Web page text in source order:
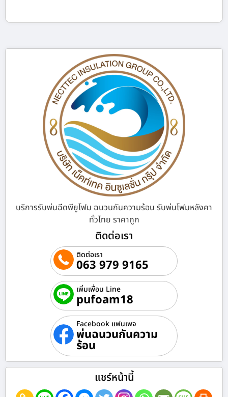
บริการรับพ่นฉีดพียูโฟม ฉนวนกันความร้อน รับพ่นโฟมหลังคา
ทั่วไทย ราคาถูก
ติดต่อเรา
ติดต่อเรา
063 979 9165
เพิ่มเพื่อน Line
pufoam18
Facebook แฟนเพจ
พ่นฉนวนกันความ
ร้อน
แชร์หน้านี้